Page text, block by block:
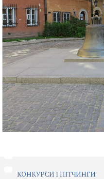
КОНКУРСИ І ПІТЧИНГИ